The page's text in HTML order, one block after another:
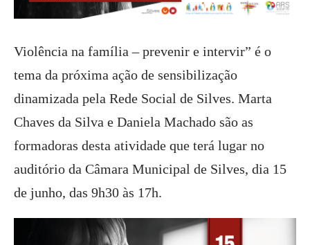
Violência na família – prevenir e intervir” é o
tema da próxima ação de sensibilização
dinamizada pela Rede Social de Silves. Marta
Chaves da Silva e Daniela Machado são as
formadoras desta atividade que terá lugar no
auditório da Câmara Municipal de Silves, dia 15
de junho, das 9h30 às 17h.